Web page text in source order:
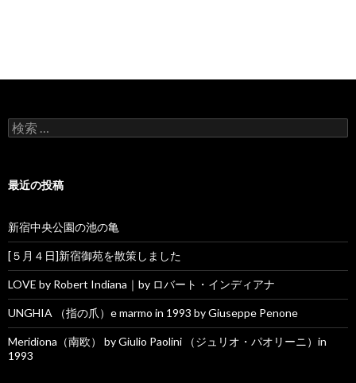
検索:
最近の投稿
新宿中央公園の池の亀
[５月４日]新宿御苑を散策しました
LOVE by Robert Indiana｜by ロバート・インディアナ
UNGHIA （指の爪）e marmo in 1993 by Giuseppe Penone
Meridiona（南欧） by Giulio Paolini （ジュリオ・パオリーニ）in
1993